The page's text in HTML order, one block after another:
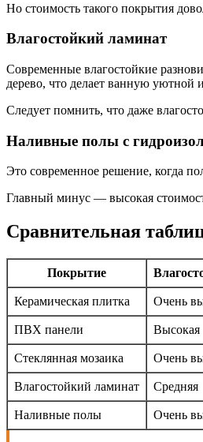
Но стоимость такого покрытия
Влагостойкий ламинат
Современные влагостойкие
дерево, что делает ванную уютной
Следует помнить, что даже
Наливные полы с
Это современное решение, когда
Главный минус — высокая
Сравнительная
Покрытие
Керамическая плитка Очень
ПВХ панели Высокая
Стеклянная мозаика Очень
Влагостойкий ламинат Средняя
Наливные полы Очень